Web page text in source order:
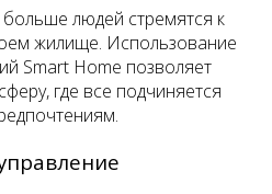
людей стремятся к
жилище. Использование
Smart Home позволяет
где все подчиняется